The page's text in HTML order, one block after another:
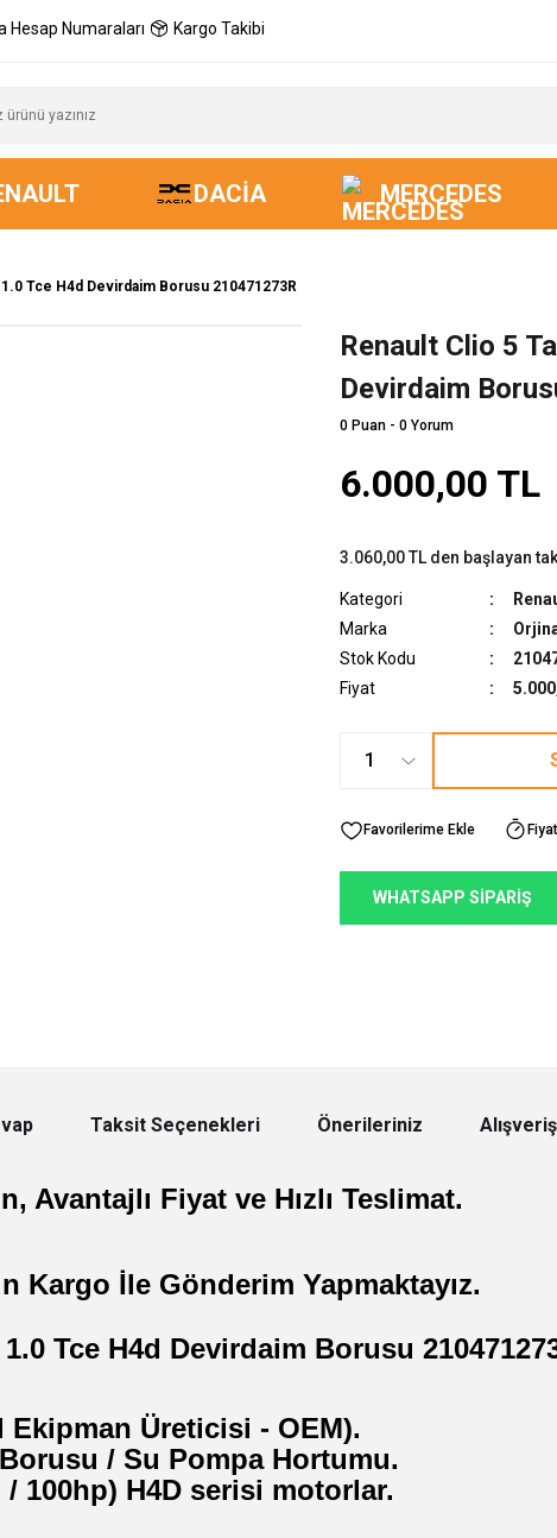
Hesap Numaraları Kargo Takibi
DACIA MERCEDES
Tce H4d Devirdaim Borusu 210471273R
Renault Clio 5
Devirdaim
0 Puan - 0 Yorum
6.000,00 TL
3.060,00 TL den başlayan
Kategori
Marka
Stok Kodu
Fiyat
WHATSAPP SİPARİŞ
Taksit Seçenekleri Önerileriniz
Avantajlı Fiyat ve Hızlı Teslimat.
Kargo İle Gönderim Yapmaktayız.
Tce H4d Devirdaim Borusu
Üreticisi - OEM).
/ Su Pompa Hortumu.
100hp) H4D serisi motorlar.